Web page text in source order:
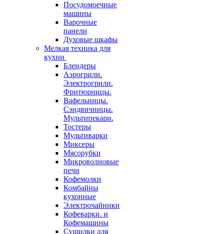
Посудомоечные
машины
Варочные
панели
Духовые шкафы
Мелкая техника для
кухни
Блендеры
Аэрогрили.
Электрогрили.
Фритюрницы.
Вафельницы.
Сэндвичницы.
Мультипекари.
Тостеры
Мультиварки
Миксеры
Мясорубки
Микроволновые
печи
Кофемолки
Комбайны
кухонные
Электрочайники
Кофеварки. и
Кофемашины
Сушилки для